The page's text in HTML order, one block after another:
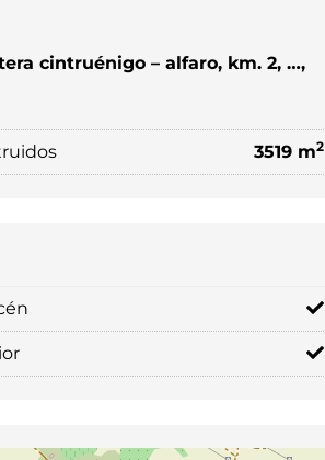
cintruénigo – alfaro, km. 2, …,
3519 m2